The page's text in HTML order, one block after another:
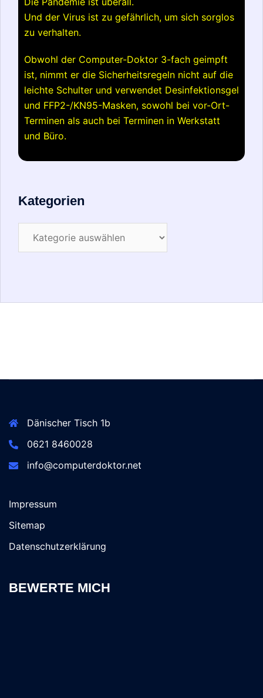
Und der Virus ist zu gefährlich, um sich sorglos
zu verhalten.
Obwohl der Computer-Doktor 3-fach geimpft
ist, nimmt er die Sicherheitsregeln nicht auf die
leichte Schulter und verwendet Desinfektionsgel
und FFP2-/KN95-Masken, sowohl bei vor-Ort-
Terminen als auch bei Terminen in Werkstatt
und Büro.
Kategorien
Dänischer Tisch 1b
0621 8460028
info@computerdoktor.net
Impressum
Sitemap
Datenschutzerklärung
BEWERTE MICH